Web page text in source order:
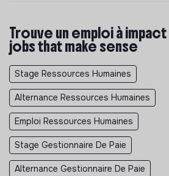
Trouve un emploi à
jobs that make sense
Stage Ressources Humaines
Alternance Ressources Humaines
Emploi Ressources Humaines
Stage Gestionnaire De Paie
Alternance Gestionnaire De Paie